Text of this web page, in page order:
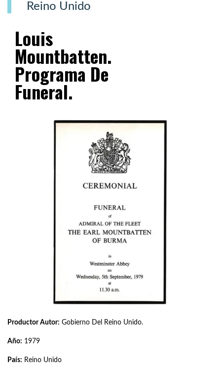
Reino Unido
Louis
Mountbatten.
Programa De
Funeral.
Productor Autor: Gobierno Del Reino Unido.
Año: 1979
País: Reino Unido